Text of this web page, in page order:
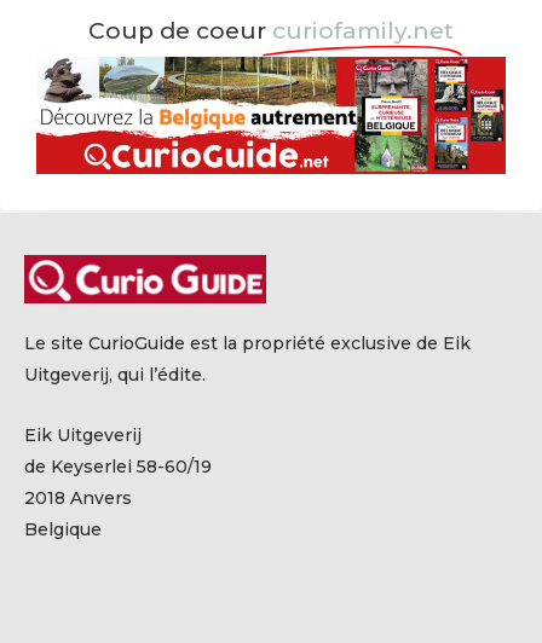
Coup de coeur curiofamily.net
Le site CurioGuide est la propriété exclusive de Eik
Uitgeverij, qui l’édite.
Eik Uitgeverij
de Keyserlei 58-60/19
2018 Anvers
Belgique